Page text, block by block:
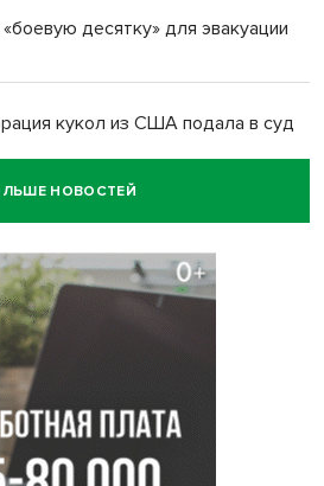
десятку» для эвакуации
кукол из США подала в суд
объявил бесплатную
25 тысяч
Бату отметил юбилей в
НОВОСТЕЙ